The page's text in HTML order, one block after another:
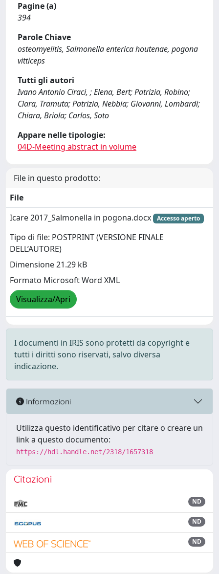
Pagine (a)
394
Parole Chiave
osteomyelitis, Salmonella enterica houtenae, pogona
vitticeps
Tutti gli autori
Ivano Antonio Ciraci, ; Elena, Bert; Patrizia, Robino;
Clara, Tramuta; Patrizia, Nebbia; Giovanni, Lombardi;
Chiara, Briola; Carlos, Soto
Appare nelle tipologie:
04D-Meeting abstract in volume
File in questo prodotto:
File
Icare 2017_Salmonella in pogona.docx
Accesso aperto
Tipo di file: POSTPRINT (VERSIONE FINALE
DELL’AUTORE)
Dimensione 21.29 kB
Formato Microsoft Word XML
Visualizza/Apri
I documenti in IRIS sono protetti da copyright e
tutti i diritti sono riservati, salvo diversa
indicazione.
Informazioni
Utilizza questo identificativo per citare o creare un
link a questo documento:
https://hdl.handle.net/2318/1657318
Citazioni
ND
ND
ND